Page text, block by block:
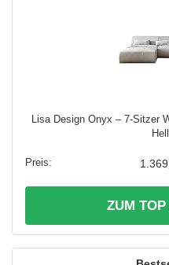
Lisa Design Onyx – 7-Sitzer
ZUM